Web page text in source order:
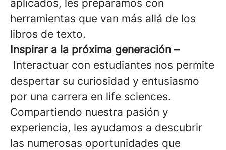
aplicados, les preparamos con
herramientas que van más allá de los
libros de texto.
Inspirar a la próxima generación –
Interactuar con estudiantes nos permite
despertar su curiosidad y entusiasmo
por una carrera en life sciences.
Compartiendo nuestra pasión y
experiencia, les ayudamos a descubrir
las numerosas oportunidades que